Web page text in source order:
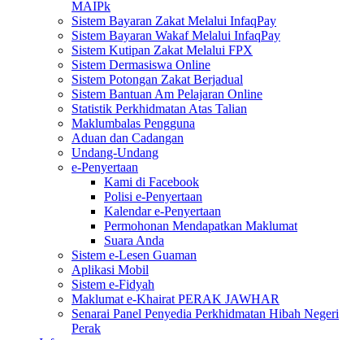
MAIPk
Sistem Bayaran Zakat Melalui InfaqPay
Sistem Bayaran Wakaf Melalui InfaqPay
Sistem Kutipan Zakat Melalui FPX
Sistem Dermasiswa Online
Sistem Potongan Zakat Berjadual
Sistem Bantuan Am Pelajaran Online
Statistik Perkhidmatan Atas Talian
Maklumbalas Pengguna
Aduan dan Cadangan
Undang-Undang
e-Penyertaan
Kami di Facebook
Polisi e-Penyertaan
Kalendar e-Penyertaan
Permohonan Mendapatkan Maklumat
Suara Anda
Sistem e-Lesen Guaman
Aplikasi Mobil
Sistem e-Fidyah
Maklumat e-Khairat PERAK JAWHAR
Senarai Panel Penyedia Perkhidmatan Hibah Negeri
Perak